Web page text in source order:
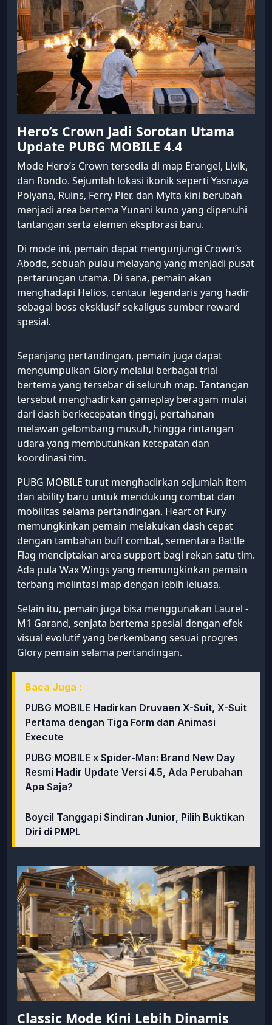
Hero’s Crown Jadi Sorotan Utama
Update PUBG MOBILE 4.4
Mode Hero’s Crown tersedia di map Erangel, Livik,
dan Rondo. Sejumlah lokasi ikonik seperti Yasnaya
Polyana, Ruins, Ferry Pier, dan Mylta kini berubah
menjadi area bertema Yunani kuno yang dipenuhi
tantangan serta elemen eksplorasi baru.
Di mode ini, pemain dapat mengunjungi Crown’s
Abode, sebuah pulau melayang yang menjadi pusat
pertarungan utama. Di sana, pemain akan
menghadapi Helios, centaur legendaris yang hadir
sebagai boss eksklusif sekaligus sumber reward
spesial.
Sepanjang pertandingan, pemain juga dapat
mengumpulkan Glory melalui berbagai trial
bertema yang tersebar di seluruh map. Tantangan
tersebut menghadirkan gameplay beragam mulai
dari dash berkecepatan tinggi, pertahanan
melawan gelombang musuh, hingga rintangan
udara yang membutuhkan ketepatan dan
koordinasi tim.
PUBG MOBILE turut menghadirkan sejumlah item
dan ability baru untuk mendukung combat dan
mobilitas selama pertandingan. Heart of Fury
memungkinkan pemain melakukan dash cepat
dengan tambahan buff combat, sementara Battle
Flag menciptakan area support bagi rekan satu tim.
Ada pula Wax Wings yang memungkinkan pemain
terbang melintasi map dengan lebih leluasa.
Selain itu, pemain juga bisa menggunakan Laurel -
M1 Garand, senjata bertema spesial dengan efek
visual evolutif yang berkembang sesuai progres
Glory pemain selama pertandingan.
Baca Juga :
PUBG MOBILE Hadirkan Druvaen X-Suit, X-Suit
Pertama dengan Tiga Form dan Animasi
Execute
PUBG MOBILE x Spider-Man: Brand New Day
Resmi Hadir Update Versi 4.5, Ada Perubahan
Apa Saja?
Boycil Tanggapi Sindiran Junior, Pilih Buktikan
Diri di PMPL
Classic Mode Kini Lebih Dinamis